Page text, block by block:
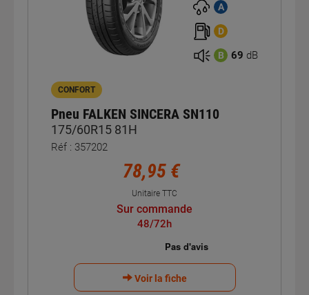
A
D
B 69 dB
CONFORT
Pneu FALKEN SINCERA SN110
175/60R15 81H
Réf : 357202
78,95 €
Unitaire TTC
Sur commande
48/72h
Voir la fiche